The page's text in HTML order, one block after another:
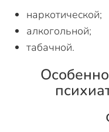
наркотической;
алкогольной;
табачной.